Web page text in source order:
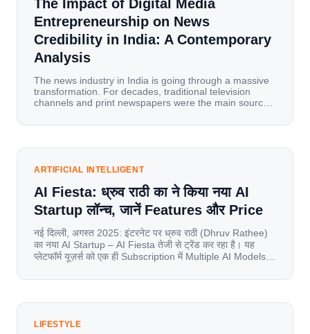
The Impact of Digital Media
Entrepreneurship on News
Credibility in India: A Contemporary
Analysis
The news industry in India is going through a massive
transformation. For decades, traditional television
channels and print newspapers were the main sources
mobile data, affordable smartphones, and high-speed
has become a mobile-first market where consumers
ARTIFICIAL INTELLIGENT
AI Fiesta: ध्रुव राठी का ने किया नया AI
Startup लॉन्च, जानें Features और Price
नई दिल्ली, अगस्त 2025: इंटरनेट पर ध्रुव राठी (Dhruv Rathee)
का नया AI Startup – AI Fiesta तेजी से ट्रेंड कर रहा है। यह
प्लेटफॉर्म यूज़र्स को एक ही Subscription में Multiple AI Models
यूज़र्स का जबरदस्त रिस्पॉन्स लॉन्च के तुरंत […]
LIFESTYLE